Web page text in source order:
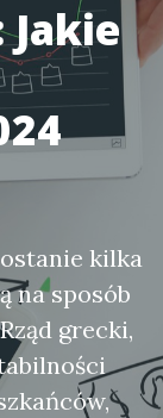
kilka
na sposób
grecki,